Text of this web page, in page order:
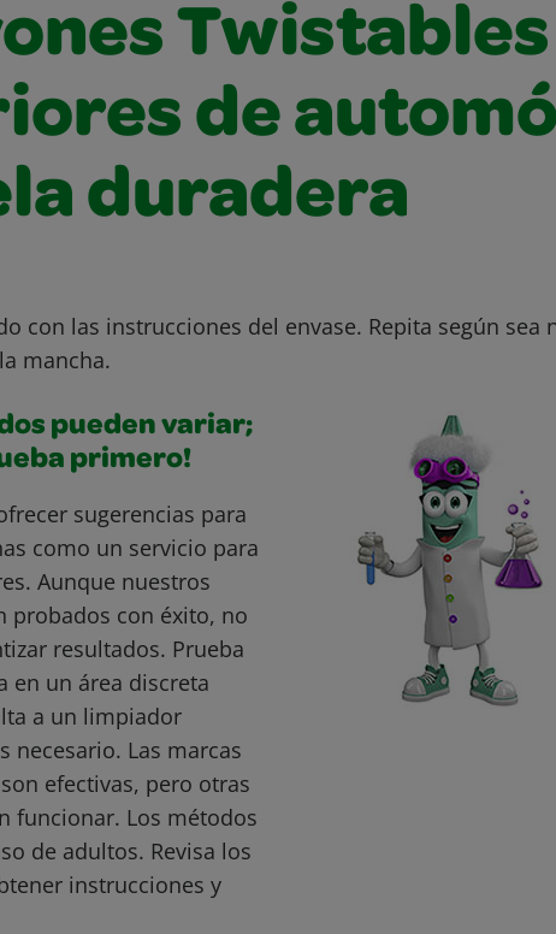
de
duradera
con las instrucciones del envase. Repita según sea
mancha.
pueden variar;
primero!
sugerencias para
como un servicio para
Aunque nuestros
probados con éxito, no
resultados. Prueba
en un área discreta
a un limpiador
necesario. Las marcas
efectivas, pero otras
funcionar. Los métodos
de adultos. Revisa los
instrucciones y